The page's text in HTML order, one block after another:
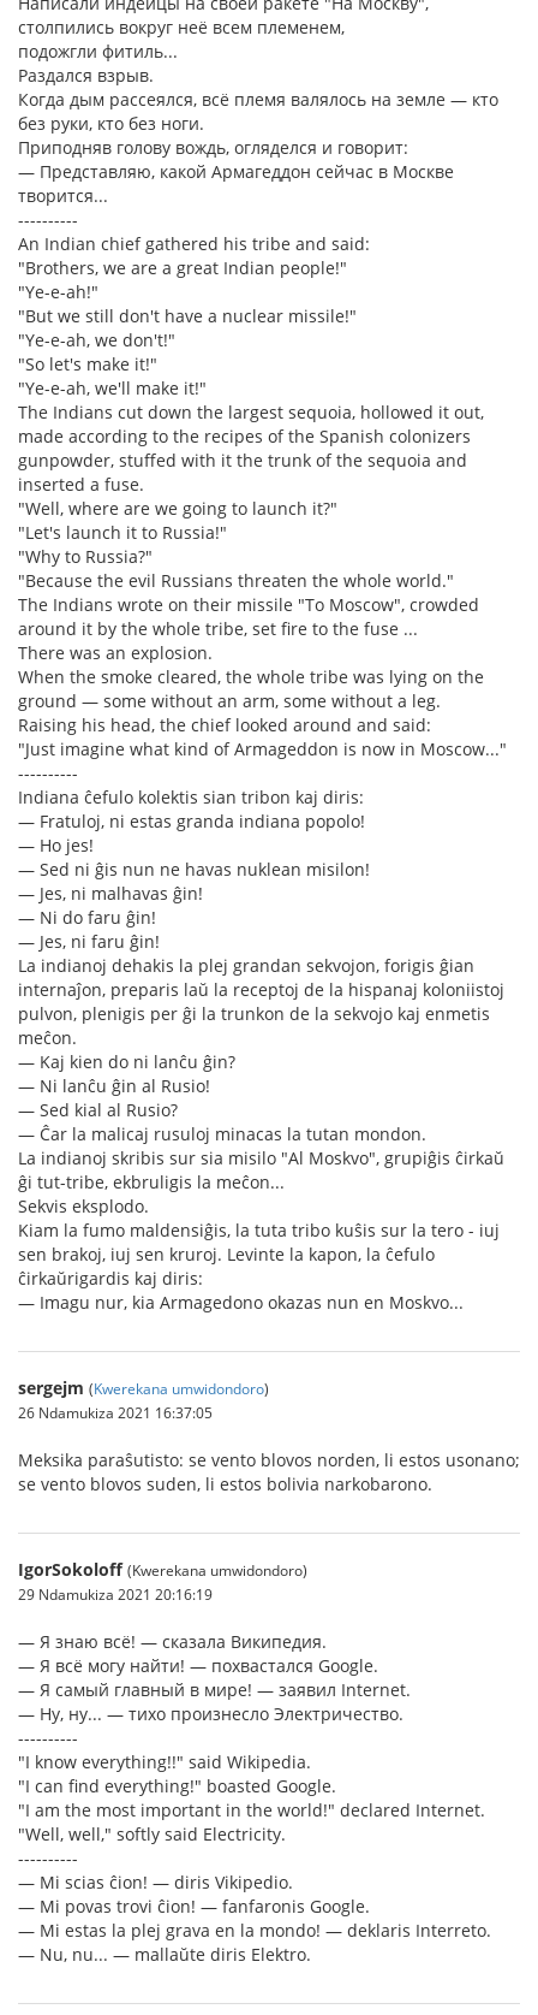
столпились вокруг неё всем племенем,
подожгли фитиль...
Раздался взрыв.
Когда дым рассеялся, всё племя валялось на земле — кто
без руки, кто без ноги.
Приподняв голову вождь, огляделся и говорит:
— Представляю, какой Армагеддон сейчас в Москве
творится...
----------
An Indian chief gathered his tribe and said:
"Brothers, we are a great Indian people!"
"Ye-e-ah!"
"But we still don't have a nuclear missile!"
"Ye-e-ah, we don't!"
"So let's make it!"
"Ye-e-ah, we'll make it!"
The Indians cut down the largest sequoia, hollowed it out,
made according to the recipes of the Spanish colonizers
gunpowder, stuffed with it the trunk of the sequoia and
inserted a fuse.
"Well, where are we going to launch it?"
"Let's launch it to Russia!"
"Why to Russia?"
"Because the evil Russians threaten the whole world."
The Indians wrote on their missile "To Moscow", crowded
around it by the whole tribe, set fire to the fuse ...
There was an explosion.
When the smoke cleared, the whole tribe was lying on the
ground — some without an arm, some without a leg.
Raising his head, the chief looked around and said:
"Just imagine what kind of Armageddon is now in Moscow..."
----------
Indiana ĉefulo kolektis sian tribon kaj diris:
— Fratuloj, ni estas granda indiana popolo!
— Ho jes!
— Sed ni ĝis nun ne havas nuklean misilon!
— Jes, ni malhavas ĝin!
— Ni do faru ĝin!
— Jes, ni faru ĝin!
La indianoj dehakis la plej grandan sekvojon, forigis ĝian
internaĵon, preparis laŭ la receptoj de la hispanaj koloniistoj
pulvon, plenigis per ĝi la trunkon de la sekvojo kaj enmetis
meĉon.
— Kaj kien do ni lanĉu ĝin?
— Ni lanĉu ĝin al Rusio!
— Sed kial al Rusio?
— Ĉar la malicaj rusuloj minacas la tutan mondon.
La indianoj skribis sur sia misilo "Al Moskvo", grupiĝis ĉirkaŭ
ĝi tut-tribe, ekbruligis la meĉon...
Sekvis eksplodo.
Kiam la fumo maldensiĝis, la tuta tribo kuŝis sur la tero - iuj
sen brakoj, iuj sen kruroj. Levinte la kapon, la ĉefulo
ĉirkaŭrigardis kaj diris:
— Imagu nur, kia Armagedono okazas nun en Moskvo...
sergejm (Kwerekana umwidondoro)
26 Ndamukiza 2021 16:37:05
Meksika paraŝutisto: se vento blovos norden, li estos usonano;
se vento blovos suden, li estos bolivia narkobarono.
IgorSokoloff (Kwerekana umwidondoro)
29 Ndamukiza 2021 20:16:19
— Я знаю всё! — сказала Википедия.
— Я всё могу найти! — похвастался Google.
— Я самый главный в мире! — заявил Internet.
— Ну, ну... — тихо произнесло Электричество.
----------
"I know everything!!" said Wikipedia.
"I can find everything!" boasted Google.
"I am the most important in the world!" declared Internet.
"Well, well," softly said Electricity.
----------
— Mi scias ĉion! — diris Vikipedio.
— Mi povas trovi ĉion! — fanfaronis Google.
— Mi estas la plej grava en la mondo! — deklaris Interreto.
— Nu, nu... — mallaŭte diris Elektro.